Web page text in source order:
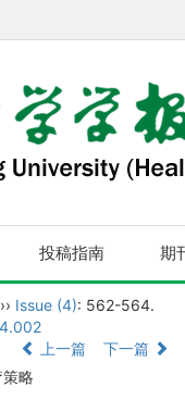
投稿指南 期
›› Issue (4): 562-564.
上一篇
下一篇
略